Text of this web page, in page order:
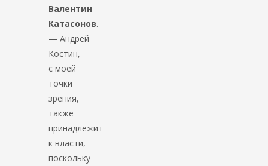
Валентин
Катасонов.
— Андрей
Костин,
с моей
точки
зрения,
также
принадлежит
к власти,
поскольку